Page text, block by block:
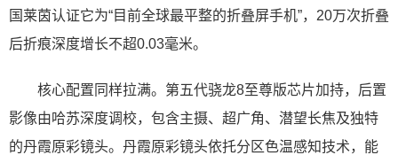
国莱茵认证它为“目前全球最平整的折叠屏手机”，20万次折叠
后折痕深度增长不超0.03毫米。
核心配置同样拉满。第五代骁龙8至尊版芯片加持，后置
影像由哈苏深度调校，包含主摄、超广角、潜望长焦及独特
的丹霞原彩镜头。丹霞原彩镜头依托分区色温感知技术，能